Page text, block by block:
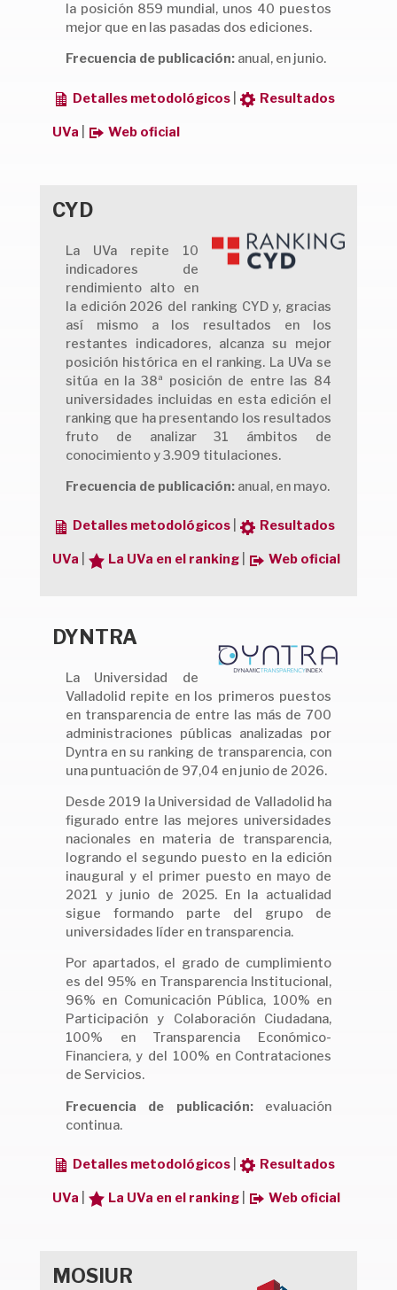
la posición 859 mundial, unos 40 puestos
mejor que en las pasadas dos ediciones.
Frecuencia de publicación:anual, en junio.
Detalles metodológicos Resultados
UVa Web oficial
CYD
La UVa repite 10
indicadores de
rendimiento alto en
la edición 2026 del ranking CYD y, gracias
así mismo a los resultados en los
restantes indicadores, alcanza su mejor
posición histórica en el ranking. La UVa se
sitúa en la 38ª posición de entre las 84
universidades incluidas en esta edición el
ranking que ha presentando los resultados
fruto de analizar 31 ámbitos de
conocimiento y 3.909 titulaciones.
Frecuencia de publicación:anual, en mayo.
Detalles metodológicos Resultados
UVa La UVa en el ranking Web oficial
DYNTRA
La Universidad de
Valladolid repite en los primeros puestos
en transparencia de entre las más de 700
administraciones públicas analizadas por
Dyntra en su ranking de transparencia, con
una puntuación de 97,04 en junio de 2026.
Desde 2019 la Universidad de Valladolid ha
figurado entre las mejores universidades
nacionales en materia de transparencia,
logrando el segundo puesto en la edición
inaugural y el primer puesto en mayo de
2021 y junio de 2025. En la actualidad
sigue formando parte del grupo de
universidades líder en transparencia.
Por apartados, el grado de cumplimiento
es del 95% en Transparencia Institucional,
96% en Comunicación Pública, 100% en
Participación y Colaboración Ciudadana,
100% en Transparencia Económico-
Financiera, y del 100% en Contrataciones
de Servicios.
Frecuencia de publicación:evaluación
continua.
Detalles metodológicos Resultados
UVa La UVa en el ranking Web oficial
MOSIUR